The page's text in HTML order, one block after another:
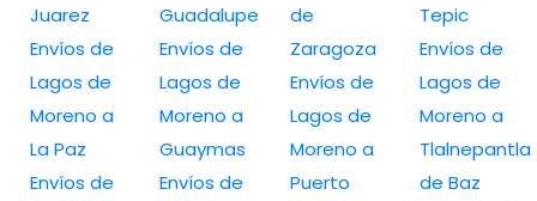
Juarez
Envíos de
Lagos de
Moreno a
La Paz
Envíos de
Guadalupe
Envíos de
Lagos de
Moreno a
Guaymas
Envíos de
de
Zaragoza
Envíos de
Lagos de
Moreno a
Puerto
Tepic
Envíos de
Lagos de
Moreno a
Tlalnepantla
de Baz